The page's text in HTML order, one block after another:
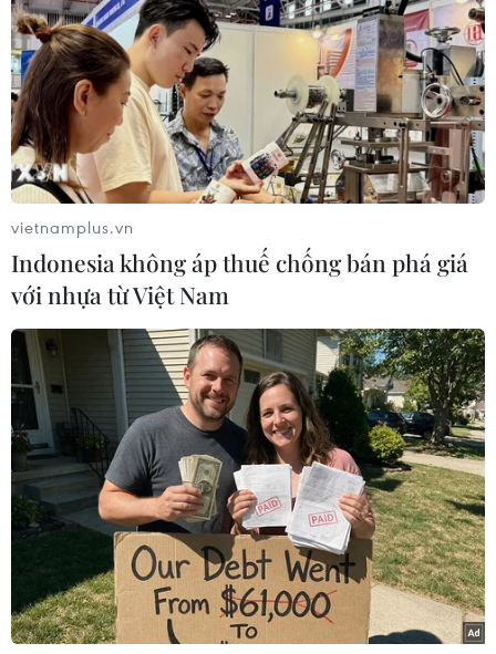
(TTXVN/Vietnam+)
#nợ công #khủng hoảng năng lượng
#chi tiêu công
#Biến đổi Khí hậu
Đức
Theo dõi VietnamPlus
vietnamplus.vn
Indonesia không áp thuế chống bán phá giá
với nhựa từ Việt Nam